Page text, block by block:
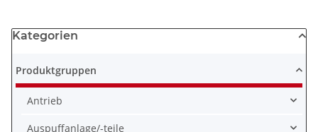
Kategorien
Produktgruppen
Antrieb
Auspuffanlage/-teile